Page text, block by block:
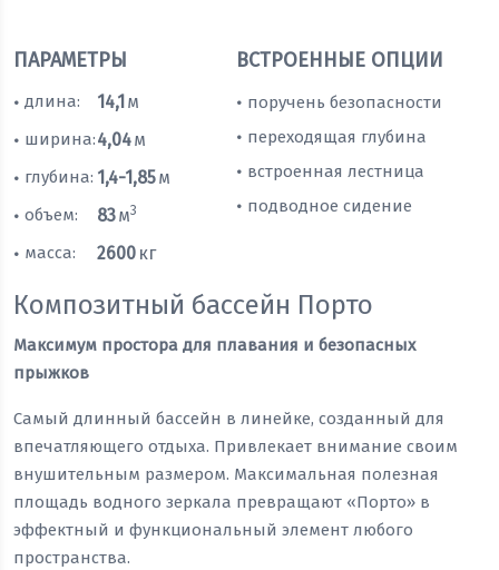
ПАРАМЕТРЫ
• длина: 14,1 м
• ширина:4,04м
• глубина: 1,4-1,85м
• объем: 83м3
• масса: 2600 кг
ВСТРОЕННЫЕ ОПЦИИ
• поручень безопасности
• переходящая глубина
• встроенная лестница
• подводное сидение
Композитный бассейн Порто
Максимум простора для плавания и безопасных
прыжков
Самый длинный бассейн в линейке, созданный для
впечатляющего отдыха. Привлекает внимание своим
внушительным размером. Максимальная полезная
площадь водного зеркала превращают «Порто» в
эффектный и функциональный элемент любого
пространства.